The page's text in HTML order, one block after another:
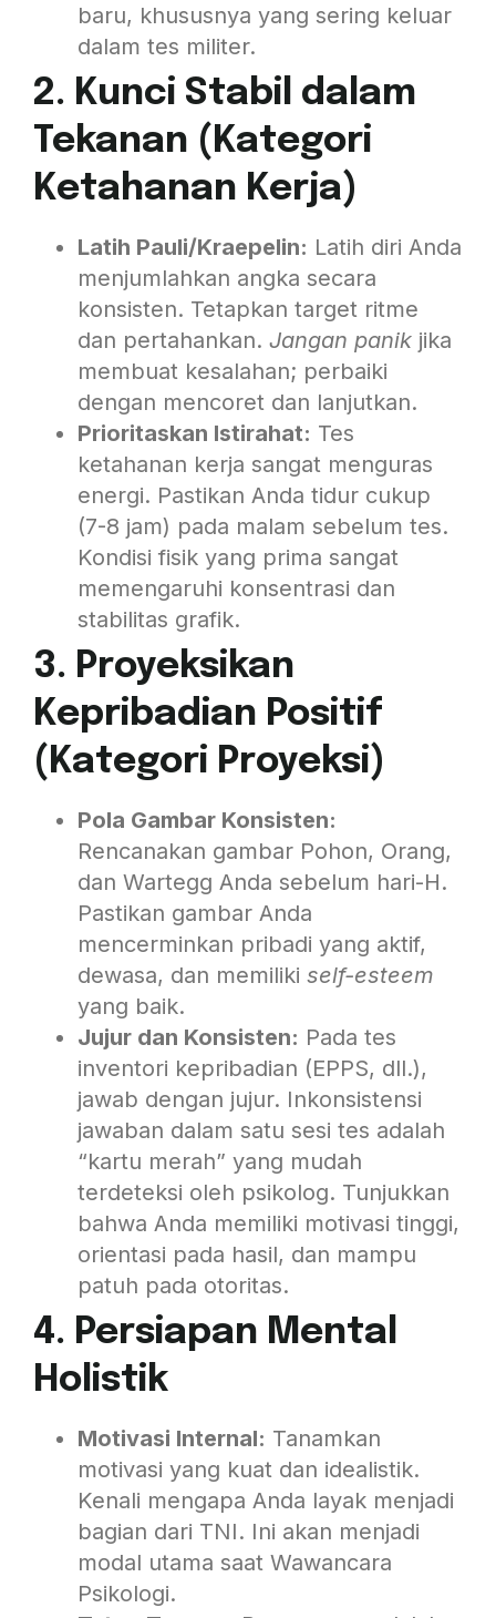
baru, khususnya yang sering keluar
dalam tes militer.
2. Kunci Stabil dalam
Tekanan (Kategori
Ketahanan Kerja)
Latih Pauli/Kraepelin: Latih diri Anda
menjumlahkan angka secara
konsisten. Tetapkan target ritme
dan pertahankan. Jangan panik jika
membuat kesalahan; perbaiki
dengan mencoret dan lanjutkan.
Prioritaskan Istirahat: Tes
ketahanan kerja sangat menguras
energi. Pastikan Anda tidur cukup
(7-8 jam) pada malam sebelum tes.
Kondisi fisik yang prima sangat
memengaruhi konsentrasi dan
stabilitas grafik.
3. Proyeksikan
Kepribadian Positif
(Kategori Proyeksi)
Pola Gambar Konsisten:
Rencanakan gambar Pohon, Orang,
dan Wartegg Anda sebelum hari-H.
Pastikan gambar Anda
mencerminkan pribadi yang aktif,
dewasa, dan memiliki self-esteem
yang baik.
Jujur dan Konsisten: Pada tes
inventori kepribadian (EPPS, dll.),
jawab dengan jujur. Inkonsistensi
jawaban dalam satu sesi tes adalah
“kartu merah” yang mudah
terdeteksi oleh psikolog. Tunjukkan
bahwa Anda memiliki motivasi tinggi,
orientasi pada hasil, dan mampu
patuh pada otoritas.
4. Persiapan Mental
Holistik
Motivasi Internal: Tanamkan
motivasi yang kuat dan idealistik.
Kenali mengapa Anda layak menjadi
bagian dari TNI. Ini akan menjadi
modal utama saat Wawancara
Psikologi.